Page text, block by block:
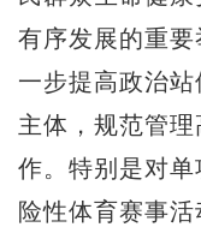
有序发展的重
一步提高政治
主体，规范管
作。特别是对
险性体育赛事